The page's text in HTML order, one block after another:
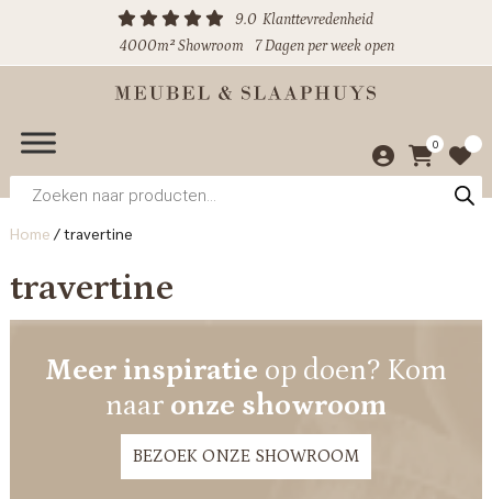
9.0 Klanttevredenheid
4000m² Showroom
7 Dagen per week open
0
Producten
zoeken
Home /travertine
travertine
Meer inspiratie op doen? Kom
naar onze showroom
BEZOEK ONZE SHOWROOM